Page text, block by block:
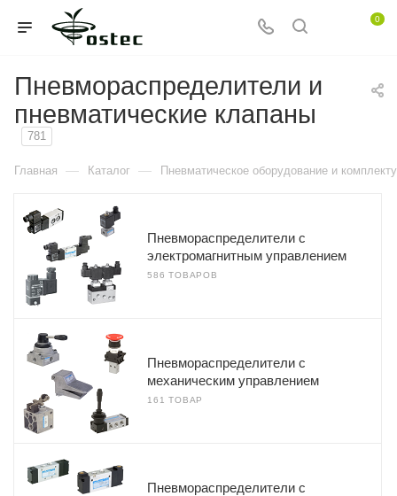
0
Пневмораспределители и
пневматические клапаны
781
Главная — Каталог — Пневматическое оборудование и
Пневмораспределители с
электромагнитным управлением
586 ТОВАРОВ
Пневмораспределители с
механическим управлением
161 ТОВАР
Пневмораспределители с